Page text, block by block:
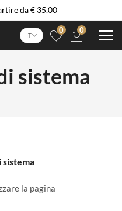
da € 35.00
IT
0 0
sistema
sistema
la pagina